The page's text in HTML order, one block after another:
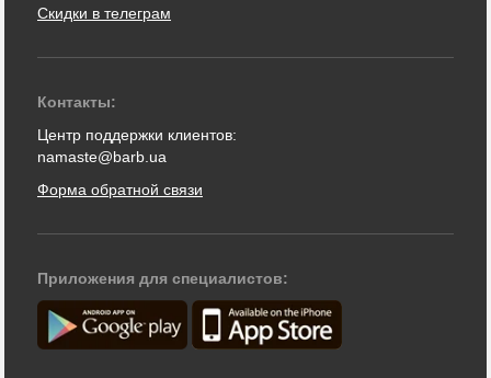
Скидки в телеграм
Контакты:
Центр поддержки клиентов:
namaste@barb.ua
Форма обратной связи
Приложения для специалистов: